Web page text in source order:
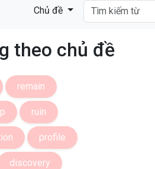
Chủ đề
theo chủ đề
remain
ruin
profile
discovery